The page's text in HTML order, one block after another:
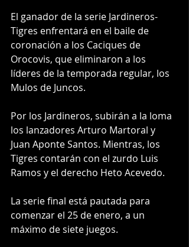
El ganador de la serie Jardineros-
Tigres enfrentará en el baile de
coronación a los Caciques de
Orocovis, que eliminaron a los
líderes de la temporada regular, los
Mulos de Juncos.
Por los Jardineros, subirán a la loma
los lanzadores Arturo Martoral y
Juan Aponte Santos. Mientras, los
Tigres contarán con el zurdo Luis
Ramos y el derecho Heto Acevedo.
La serie final está pautada para
comenzar el 25 de enero, a un
máximo de siete juegos.